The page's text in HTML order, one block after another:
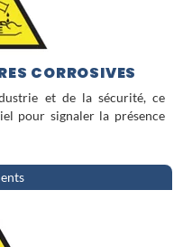
CORROSIVES
et de la sécurité, ce
pour signaler la présence